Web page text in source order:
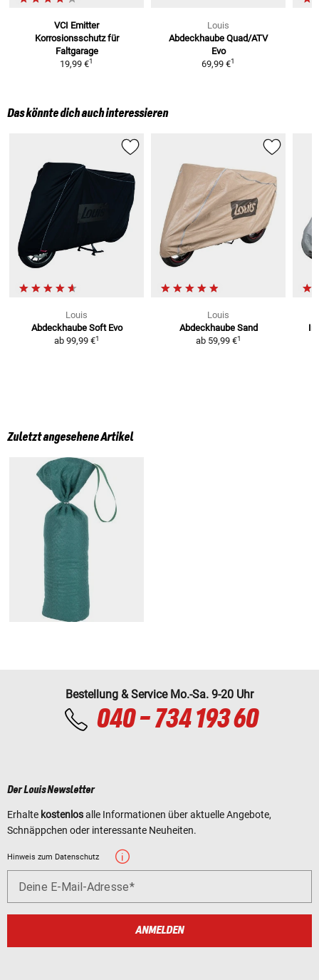
VCI Emitter
Korrosionsschutz für
Faltgarage
19,99 €1
Louis
Abdeckhaube Quad/ATV
Evo
69,99 €1
Das könnte dich auch interessieren
Louis
Abdeckhaube Soft Evo
ab 99,99 €1
Louis
Abdeckhaube Sand
ab 59,99 €1
Zuletzt angesehene Artikel
Bestellung & Service Mo.-Sa. 9-20 Uhr
040 - 734 193 60
Der Louis Newsletter
Erhalte kostenlosalle Informationen über aktuelle Angebote,
Schnäppchen oder interessante Neuheiten.
Hinweis zum Datenschutz
Deine E-Mail-Adresse
ANMELDEN